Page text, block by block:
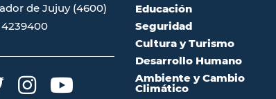
de Jujuy (4600)
Educación
Seguridad
Cultura y Turismo
Desarrollo Humano
Ambiente y Cambio
Climático